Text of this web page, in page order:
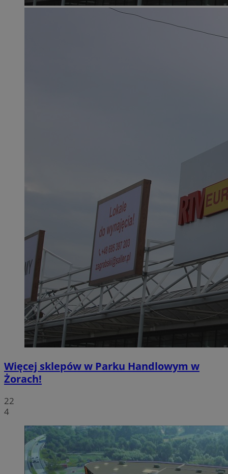
Więcej sklepów w Parku Handlowym w
Żorach!
22
4